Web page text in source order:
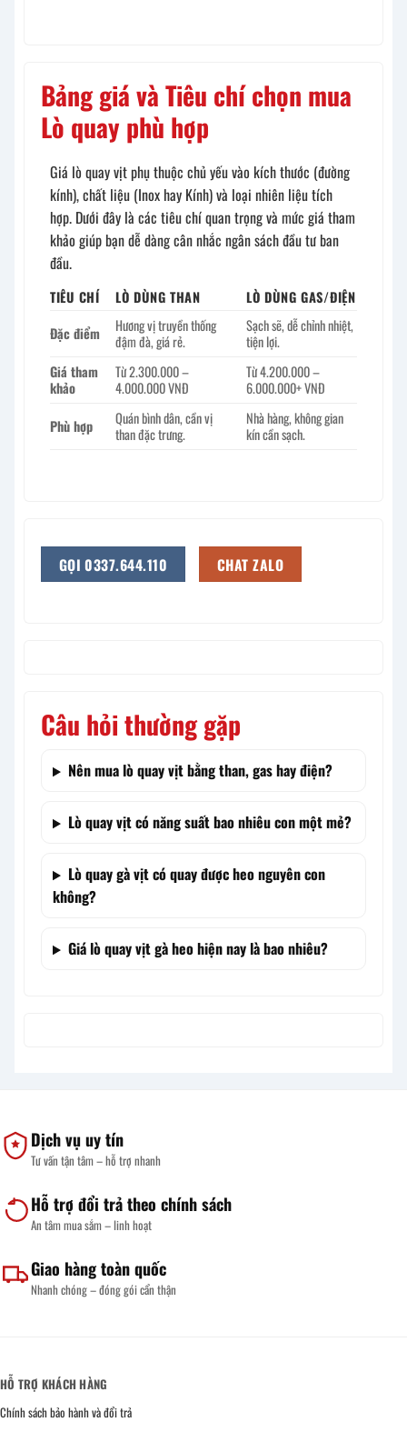
Bảng giá và Tiêu chí chọn mua
Lò quay phù hợp
Giá lò quay vịt phụ thuộc chủ yếu vào kích thước (đường
kính), chất liệu (Inox hay Kính) và loại nhiên liệu tích
hợp. Dưới đây là các tiêu chí quan trọng và mức giá tham
khảo giúp bạn dễ dàng cân nhắc ngân sách đầu tư ban
đầu.
TIÊU CHÍ LÒ DÙNG THAN
LÒ DÙNG GAS/ĐIỆN
Đặc điểm
Hương vị truyền thống
đậm đà, giá rẻ.
Sạch sẽ, dễ chỉnh nhiệt,
tiện lợi.
Giá tham
khảo
Từ 2.300.000 –
4.000.000 VNĐ
Từ 4.200.000 –
6.000.000+ VNĐ
Phù hợp
Quán bình dân, cần vị
than đặc trưng.
Nhà hàng, không gian
kín cần sạch.
GỌI 0337.644.110 CHAT ZALO
Câu hỏi thường gặp
Nên mua lò quay vịt bằng than, gas hay điện?
Lò quay vịt có năng suất bao nhiêu con một mẻ?
Lò quay gà vịt có quay được heo nguyên con
không?
Giá lò quay vịt gà heo hiện nay là bao nhiêu?
Dịch vụ uy tín
Tư vấn tận tâm – hỗ trợ nhanh
Hỗ trợ đổi trả theo chính sách
An tâm mua sắm – linh hoạt
Giao hàng toàn quốc
Nhanh chóng – đóng gói cẩn thận
HỖ TRỢ KHÁCH HÀNG
Chính sách bảo hành và đổi trả